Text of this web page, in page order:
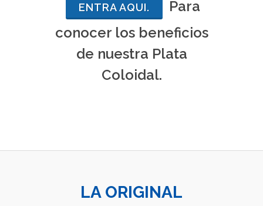
ENTRA AQUI.
Para
conocer los beneficios
de nuestra Plata
Coloidal.
LA ORIGINAL
$400 mxn
COMPRAR